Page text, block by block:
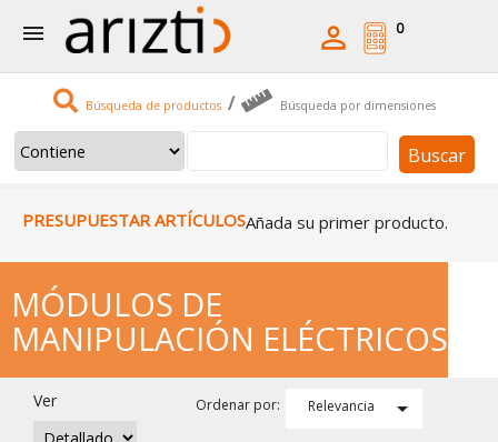
 
Búsqueda de productos / Búsqueda por dimensiones
Buscar
0
PRESUPUESTAR ARTÍCULOSAñada su primer producto.
MÓDULOS DE
MANIPULACIÓN ELÉCTRICOS
Ver Ordenar por: Relevancia 